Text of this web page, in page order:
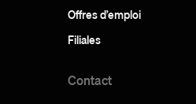
Offres d’emploi
Filiales
Contact